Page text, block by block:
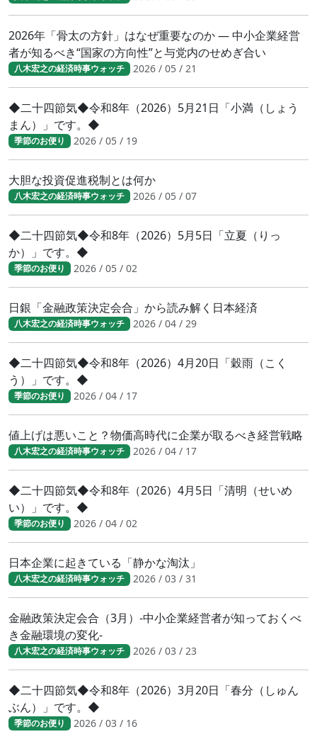
2026年「骨太の方針」はなぜ重要なのか ― 中小企業経営
者が知るべき“国家の方向性”と与党内のせめぎ合い
八木宏之の経済時事ウォッチ 2026 / 05 / 21
◆二十四節気◆令和8年（2026）5月21日「小満（しょう
まん）」です。◆
季節のお便り 2026 / 05 / 19
大胆な投資促進税制とは何か
八木宏之の経済時事ウォッチ 2026 / 05 / 07
◆二十四節気◆令和8年（2026）5月5日「立夏（りっ
か）」です。◆
季節のお便り 2026 / 05 / 02
日銀「金融政策決定会合」から読み解く日本経済
八木宏之の経済時事ウォッチ 2026 / 04 / 29
◆二十四節気◆令和8年（2026）4月20日「穀雨（こく
う）」です。◆
季節のお便り 2026 / 04 / 17
値上げは悪いこと？物価高時代に企業が取るべき経営戦略
八木宏之の経済時事ウォッチ 2026 / 04 / 17
◆二十四節気◆令和8年（2026）4月5日「清明（せいめ
い）」です。◆
季節のお便り 2026 / 04 / 02
日本企業に起きている「静かな淘汰」
八木宏之の経済時事ウォッチ 2026 / 03 / 31
金融政策決定会合（3月）-中小企業経営者が知っておくべ
き金融環境の変化-
八木宏之の経済時事ウォッチ 2026 / 03 / 23
◆二十四節気◆令和8年（2026）3月20日「春分（しゅん
ぶん）」です。◆
季節のお便り 2026 / 03 / 16